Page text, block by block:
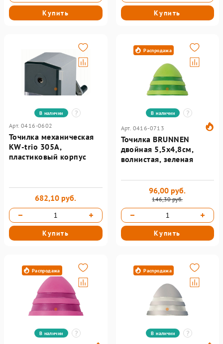
Купить Купить
В наличии
Арт. 0416-0602
Точилка механическая
KW-trio 305A,
пластиковый корпус
682,10 руб.
Купить
Распродажа
В наличии
Арт. 0416-0713
Точилка BRUNNEN
двойная 5,5х4,8см,
волнистая, зеленая
146,30 руб.
96,00 руб.
Купить
Распродажа
В наличии
Распродажа
В наличии